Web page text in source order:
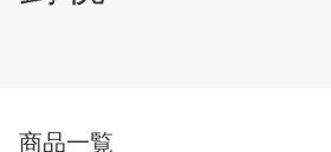
商品一覧